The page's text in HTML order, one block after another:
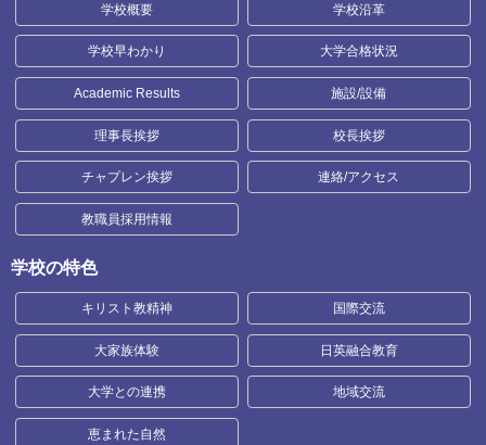
学校概要 学校沿革
学校早わかり 大学合格状況
Academic Results 施設/設備
理事長挨拶 校長挨拶
チャプレン挨拶 連絡/アクセス
教職員採用情報
学校の特色
キリスト教精神 国際交流
大家族体験 日英融合教育
大学との連携 地域交流
恵まれた自然